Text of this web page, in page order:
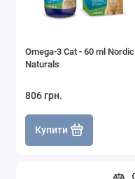
Omega-3 Cat - 60 ml Nordic
Naturals
806 грн.
Купити